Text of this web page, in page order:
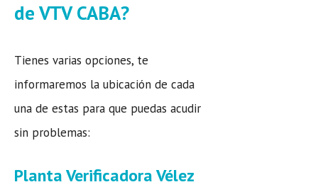
de VTV CABA?
Tienes varias opciones, te
informaremos la ubicación de cada
una de estas para que puedas acudir
sin problemas:
Planta Verificadora Vélez